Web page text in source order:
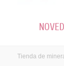
Tienda de